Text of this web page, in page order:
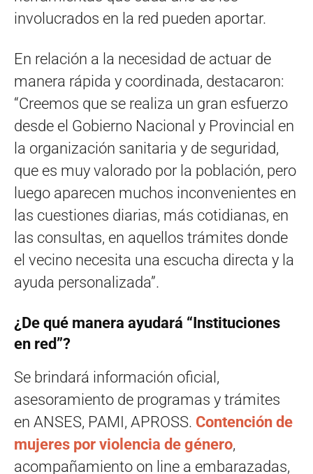
involucrados en la red pueden aportar.
En relación a la necesidad de actuar de
manera rápida y coordinada, destacaron:
“Creemos que se realiza un gran esfuerzo
desde el Gobierno Nacional y Provincial en
la organización sanitaria y de seguridad,
que es muy valorado por la población, pero
luego aparecen muchos inconvenientes en
las cuestiones diarias, más cotidianas, en
las consultas, en aquellos trámites donde
el vecino necesita una escucha directa y la
ayuda personalizada”.
¿De qué manera ayudará “Instituciones
en red”?
Se brindará información oficial,
asesoramiento de programas y trámites
en ANSES, PAMI, APROSS. Contención de
mujeres por violencia de género,
acompañamiento on line a embarazadas,